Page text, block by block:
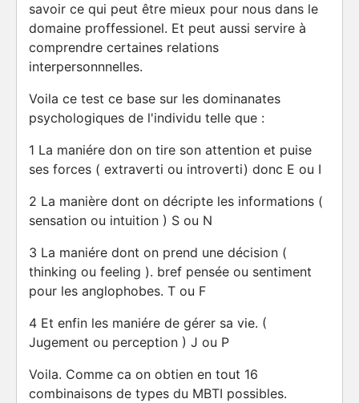
savoir ce qui peut être mieux pour nous dans le
domaine proffessionel. Et peut aussi servire à
comprendre certaines relations
interpersonnnelles.
Voila ce test ce base sur les dominanates
psychologiques de l'individu telle que :
1 La maniére don on tire son attention et puise
ses forces ( extraverti ou introverti) donc E ou I
2 La manière dont on décripte les informations (
sensation ou intuition ) S ou N
3 La maniére dont on prend une décision (
thinking ou feeling ). bref pensée ou sentiment
pour les anglophobes. T ou F
4 Et enfin les maniére de gérer sa vie. (
Jugement ou perception ) J ou P
Voila. Comme ca on obtien en tout 16
combinaisons de types du MBTI possibles.